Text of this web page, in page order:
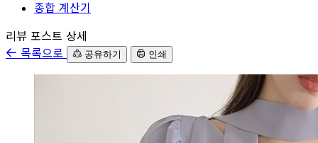
종합 계산기
본문으로 바로가기
리뷰 포스트 상세
목록으로
공유하기 인쇄